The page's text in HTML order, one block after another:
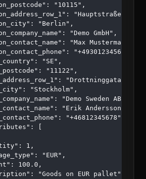
"10115",
"Hauptstraße 123",
"Berlin",
"Demo GmbH",
"Max Mustermann",
"+4930123456",
"SE",
"11122",
"Drottninggatan 45",
"Stockholm",
"Demo Sweden AB",
"Erik Andersson",
"+46812345678",
[
1,
"EUR",
100.0,
"Goods on EUR pallet"